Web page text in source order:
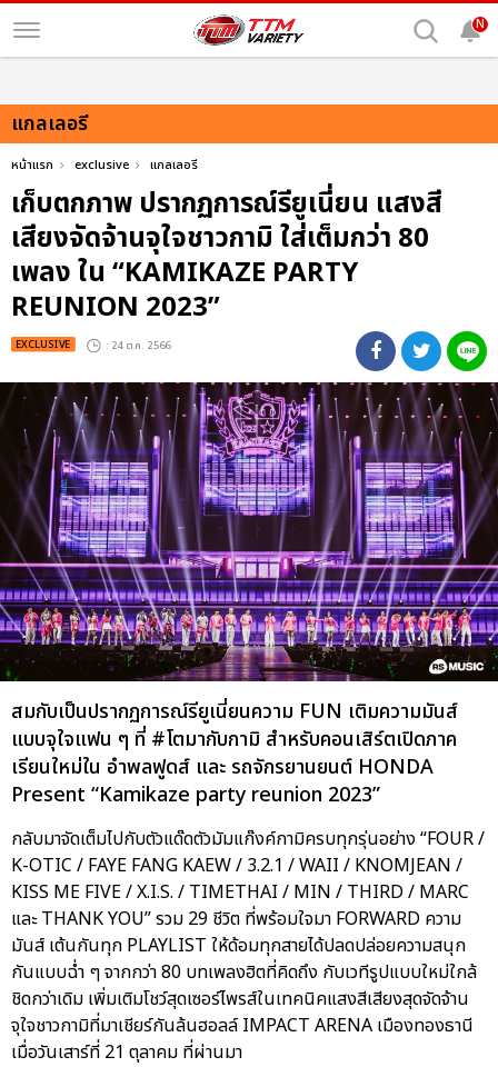
N
แกลเลอรี
หน้าแรก exclusive แกลเลอรี
เก็บตกภาพ ปรากฏการณ์รียูเนี่ยน แสงสี
เสียงจัดจ้านจุใจชาวกามิ ใส่เต็มกว่า 80
เพลง ใน “KAMIKAZE PARTY
REUNION 2023”
EXCLUSIVE : 24 ต.ค. 2566
สมกับเป็นปรากฏการณ์รียูเนี่ยนความ FUN เติมความมันส์
แบบจุใจแฟน ๆ ที่ #โตมากับกามิ สำหรับคอนเสิร์ตเปิดภาค
เรียนใหม่ใน อำพลฟูดส์ และ รถจักรยานยนต์ HONDA
Present “Kamikaze party reunion 2023”
กลับมาจัดเต็มไปกับตัวแด๊ดตัวมัมแก๊งค์กามิครบทุกรุ่นอย่าง “FOUR /
K-OTIC / FAYE FANG KAEW / 3.2.1 / WAII / KNOMJEAN /
KISS ME FIVE / X.I.S. / TIMETHAI / MIN / THIRD / MARC
และ THANK YOU” รวม 29 ชีวิต ที่พร้อมใจมา FORWARD ความ
มันส์ เต้นกันทุก PLAYLIST ให้ด้อมทุกสายได้ปลดปล่อยความสนุก
กันแบบฉ่ำ ๆ จากกว่า 80 บทเพลงฮิตที่คิดถึง กับเวทีรูปแบบใหม่ใกล้
ชิดกว่าเดิม เพิ่มเติมโชว์สุดเซอร์ไพรส์ในเทคนิคแสงสีเสียงสุดจัดจ้าน
จุใจชาวกามิที่มาเชียร์กันล้นฮอลล์ IMPACT ARENA เมืองทองธานี
เมื่อวันเสาร์ที่ 21 ตุลาคม ที่ผ่านมา